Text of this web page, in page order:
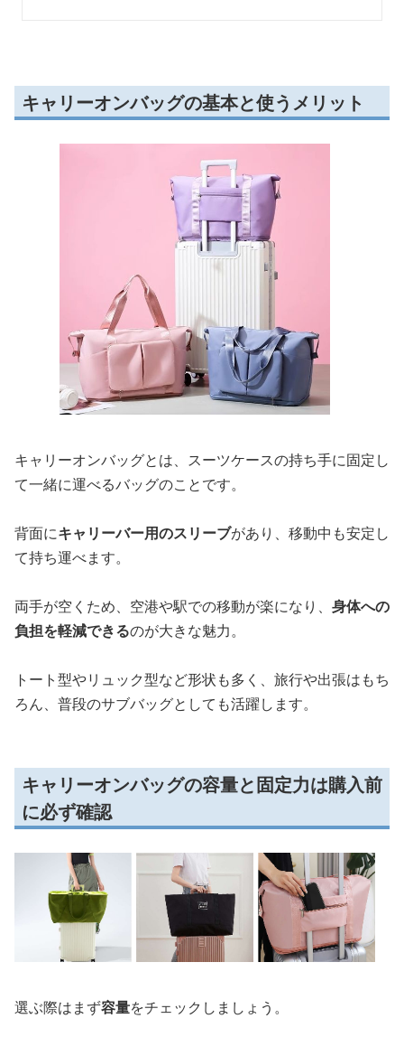
キャリーオンバッグの基本と使うメリット
キャリーオンバッグとは、スーツケースの持ち手に固定し
て一緒に運べるバッグのことです。
背面にキャリーバー用のスリーブがあり、移動中も安定し
て持ち運べます。
両手が空くため、空港や駅での移動が楽になり、 身体への
負担を軽減できるのが大きな魅力。
トート型やリュック型など形状も多く、旅行や出張はもち
ろん、普段のサブバッグとしても活躍します。
キャリーオンバッグの容量と固定力は購入前
に必ず確認
選ぶ際はまず容量をチェックしましょう。